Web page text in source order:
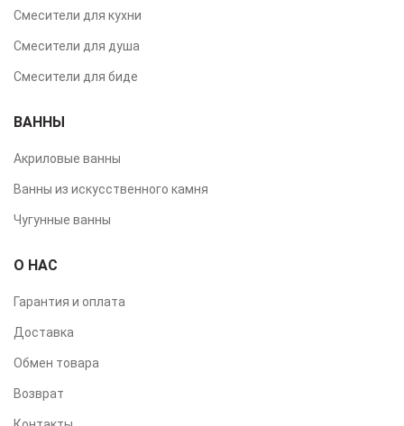
Смесители для кухни
Смесители для душа
Смесители для биде
ВАННЫ
Акриловые ванны
Ванны из искусственного камня
Чугунные ванны
О НАС
Гарантия и оплата
Доставка
Обмен товара
Возврат